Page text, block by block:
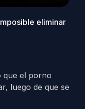
eliminar
que el porno
luego de que se